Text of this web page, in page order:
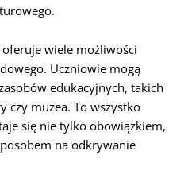
wiele możliwości
Uczniowie mogą
edukacyjnych, takich
czy muzea. To wszystko
się nie tylko obowiązkiem,
na odkrywanie